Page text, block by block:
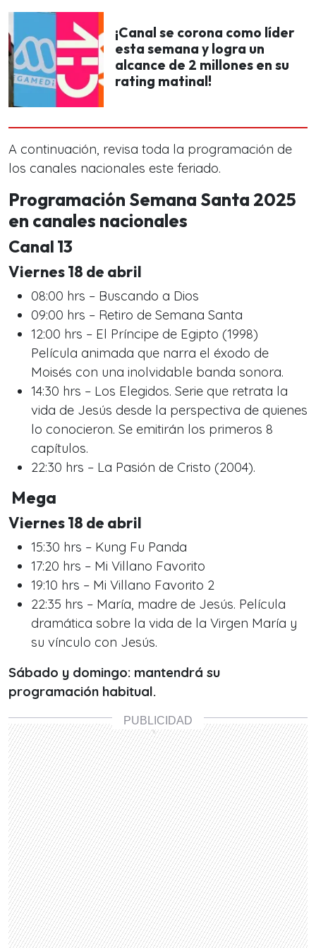
¡Canal se corona como líder
esta semana y logra un
alcance de 2 millones en su
rating matinal!
A continuación, revisa toda la programación de
los canales nacionales este feriado.
Programación Semana Santa 2025
en canales nacionales
Canal 13
Viernes 18 de abril
08:00 hrs – Buscando a Dios
09:00 hrs – Retiro de Semana Santa
12:00 hrs – El Príncipe de Egipto (1998)
Película animada que narra el éxodo de
Moisés con una inolvidable banda sonora.
14:30 hrs – Los Elegidos. Serie que retrata la
vida de Jesús desde la perspectiva de quienes
lo conocieron. Se emitirán los primeros 8
capítulos.
22:30 hrs – La Pasión de Cristo (2004).
Mega
Viernes 18 de abril
15:30 hrs – Kung Fu Panda
17:20 hrs – Mi Villano Favorito
19:10 hrs – Mi Villano Favorito 2
22:35 hrs – María, madre de Jesús. Película
dramática sobre la vida de la Virgen María y
su vínculo con Jesús.
Sábado y domingo: mantendrá su
programación habitual.